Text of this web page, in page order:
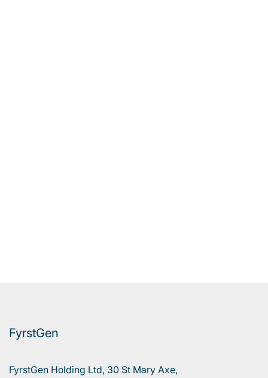
FyrstGen
FyrstGen Holding Ltd, 30 St Mary Axe,